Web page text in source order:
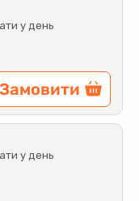
у день
Замовити
у день